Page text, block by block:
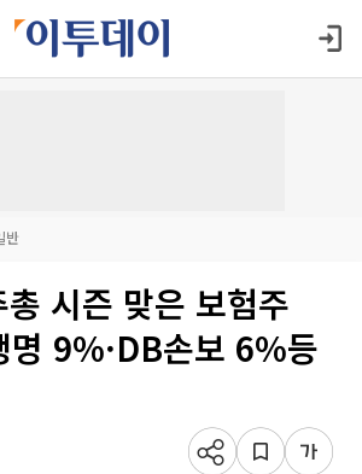
반
시즌 맞은 보험주
9%·DB손보 6%등